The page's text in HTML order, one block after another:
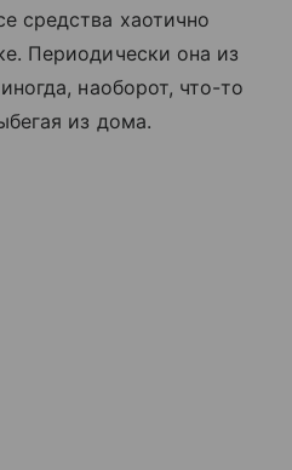
средства хаотично
Периодически она из
наоборот, что-то
из дома.